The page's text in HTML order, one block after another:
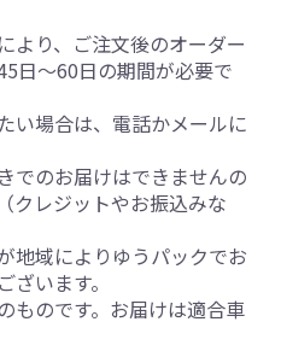
より、ご注文後のオーダー
日～60日の期間が必要で
い場合は、電話かメールに
でのお届けはできませんの
クレジットやお振込みな
地域によりゆうパックでお
います。
ものです。お届けは適合車